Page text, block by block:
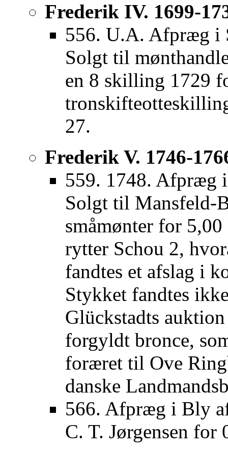
Frederik IV. 1699-
556. U.A. Afpræg i
Solgt til
en 8 skilling 1729
27.
Frederik V. 1746-
559. 1748. Afpræg
Solgt til Mansfeld-
småmønter for
rytter Schou 2,
fandtes et afslag i
Stykket fandtes
Glückstadts
forgyldt bronce,
foræret til Ove
danske
566. Afpræg i Bly
C. T. Jørgensen for